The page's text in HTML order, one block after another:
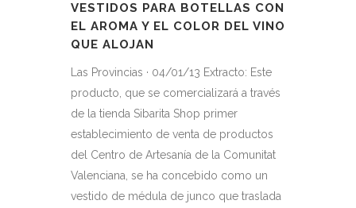
VESTIDOS PARA BOTELLAS CON
EL AROMA Y EL COLOR DEL VINO
QUE ALOJAN
Las Provincias · 04/01/13 Extracto: Este
producto, que se comercializará a través
de la tienda Sibarita Shop primer
establecimiento de venta de productos
del Centro de Artesanía de la Comunitat
Valenciana, se ha concebido como un
vestido de médula de junco que traslada